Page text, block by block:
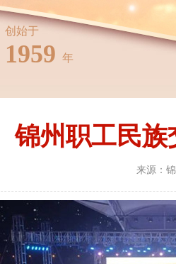
创始于
1959 年
锦州职工民族
来源：